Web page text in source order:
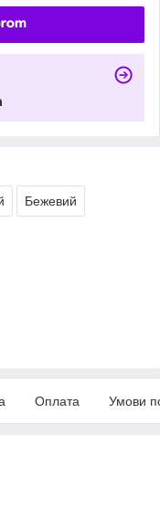
Бежевий
Оплата Умови